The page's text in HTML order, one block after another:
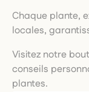
Chaque plante,
locales,
Visitez notre
conseils
plantes.